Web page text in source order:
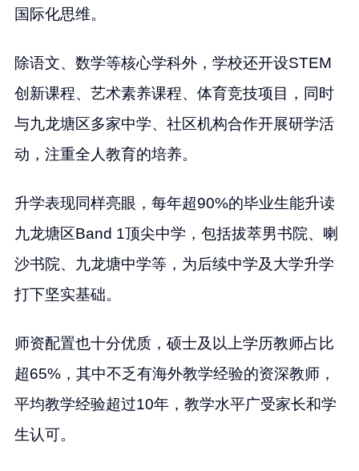
国际化思维。
除语文、数学等核心学科外，学校还开设STEM
创新课程、艺术素养课程、体育竞技项目，同时
与九龙塘区多家中学、社区机构合作开展研学活
动，注重全人教育的培养。
升学表现同样亮眼，每年超90%的毕业生能升读
九龙塘区Band 1顶尖中学，包括拔萃男书院、喇
沙书院、九龙塘中学等，为后续中学及大学升学
打下坚实基础。
师资配置也十分优质，硕士及以上学历教师占比
超65%，其中不乏有海外教学经验的资深教师，
平均教学经验超过10年，教学水平广受家长和学
生认可。